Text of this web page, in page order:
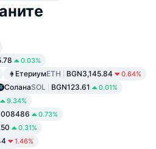
0.03%
ЕтериумETH BGN3,145.84 0.64%
СоланаSOL BGN123.61 0.01%
9.34%
0.73%
0.31%
1.46%